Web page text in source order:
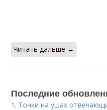
Читать дальше →
Последние
1. Точки на ушах